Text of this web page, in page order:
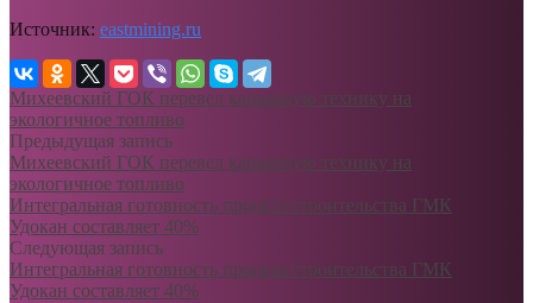
Источник: eastmining.ru
Михеевский ГОК перевел карьерную технику на
экологичное топливо
Предыдущая запись
Михеевский ГОК перевел карьерную технику на
экологичное топливо
Интегральная готовность проекта строительства ГМК
Удокан составляет 40%
Следующая запись
Интегральная готовность проекта строительства ГМК
Удокан составляет 40%